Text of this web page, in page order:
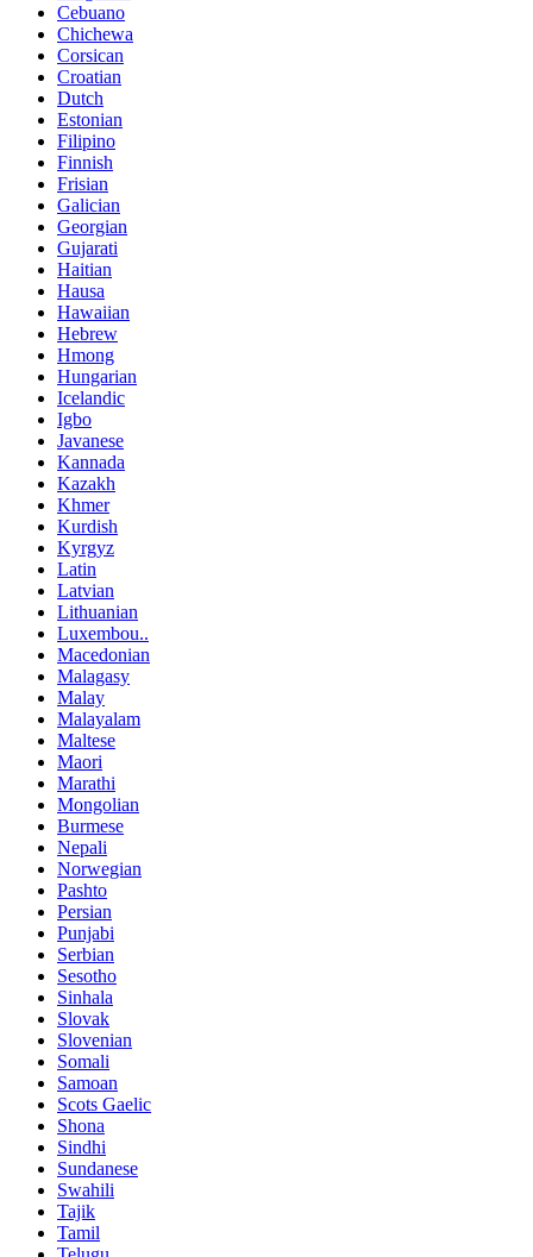
Cebuano
Chichewa
Corsican
Croatian
Dutch
Estonian
Filipino
Finnish
Frisian
Galician
Georgian
Gujarati
Haitian
Hausa
Hawaiian
Hebrew
Hmong
Hungarian
Icelandic
Igbo
Javanese
Kannada
Kazakh
Khmer
Kurdish
Kyrgyz
Latin
Latvian
Lithuanian
Luxembou..
Macedonian
Malagasy
Malay
Malayalam
Maltese
Maori
Marathi
Mongolian
Burmese
Nepali
Norwegian
Pashto
Persian
Punjabi
Serbian
Sesotho
Sinhala
Slovak
Slovenian
Somali
Samoan
Scots Gaelic
Shona
Sindhi
Sundanese
Swahili
Tajik
Tamil